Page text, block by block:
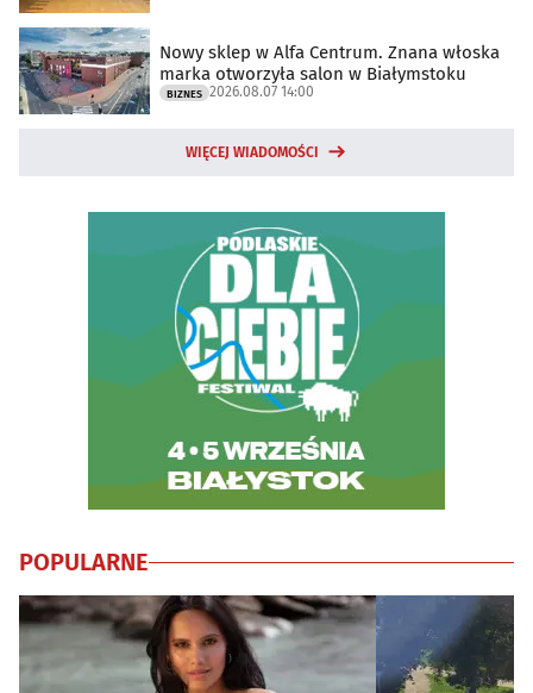
Nowy sklep w Alfa Centrum. Znana włoska
marka otworzyła salon w Białymstoku
BIZNES 2026.08.07 14:00
WIĘCEJ WIADOMOŚCI
POPULARNE